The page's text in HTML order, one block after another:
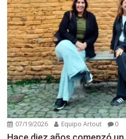
07/19/2026 Equipo Artout 0